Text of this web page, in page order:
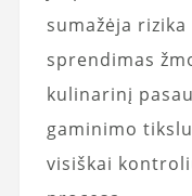
sumažėja
sprendimas
kulinarinį
gaminimo
visiškai